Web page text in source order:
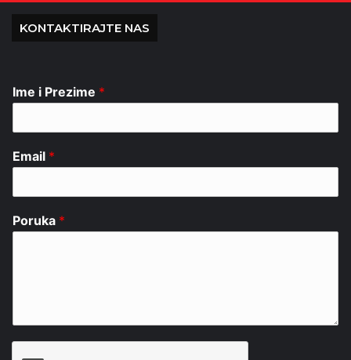
KONTAKTIRAJTE NAS
Ime i Prezime *
Email *
Poruka *